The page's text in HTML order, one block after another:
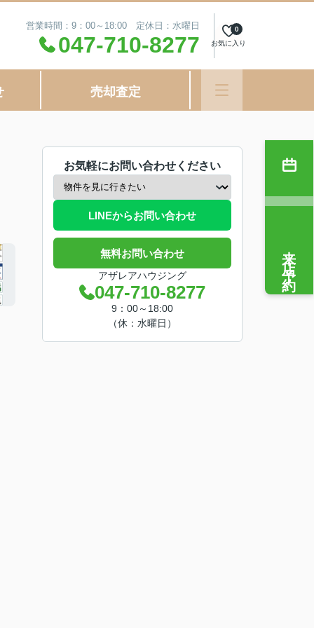
営業時間：9：00～18:00 定休日：水曜日
047-710-8277 お気に入り
0
売却査定
お気軽にお問い合わせください
LINEからお問い合わせ
無料お問い合わせ
アザレアハウジング
047-710-8277
9：00～18:00
（休：水曜日）
来店予約